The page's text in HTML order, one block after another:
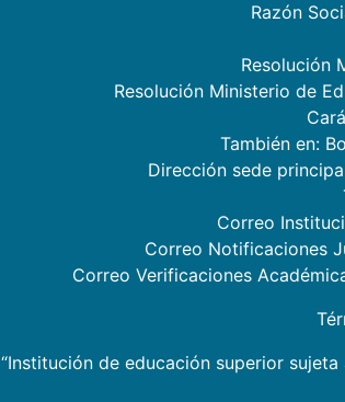
Razón
Resolución
Resolución Ministerio de
También en:
Dirección sede
Correo
Correo Notificaciones
Correo Verificaciones
“Institución de educación superior